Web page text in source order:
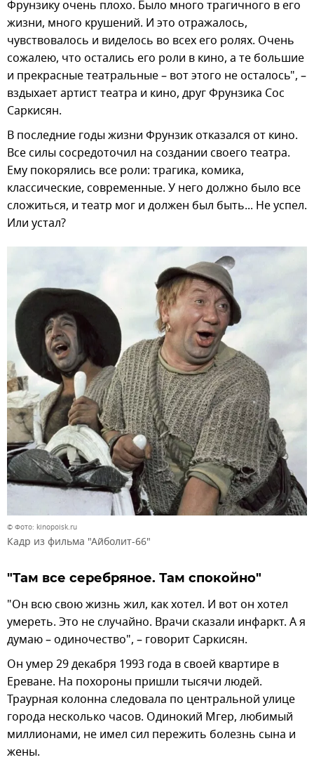
Фрунзику очень плохо. Было много трагичного в его
жизни, много крушений. И это отражалось,
чувствовалось и виделось во всех его ролях. Очень
сожалею, что остались его роли в кино, а те большие
и прекрасные театральные – вот этого не осталось", –
вздыхает артист театра и кино, друг Фрунзика Сос
Саркисян.
В последние годы жизни Фрунзик отказался от кино.
Все силы сосредоточил на создании своего театра.
Ему покорялись все роли: трагика, комика,
классические, современные. У него должно было все
сложиться, и театр мог и должен был быть... Не успел.
Или устал?
© Фото: kinopoisk.ru
Кадр из фильма "Айболит-66"
"Там все серебряное. Там спокойно"
"Он всю свою жизнь жил, как хотел. И вот он хотел
умереть. Это не случайно. Врачи сказали инфаркт. А я
думаю – одиночество", – говорит Саркисян.
Он умер 29 декабря 1993 года в своей квартире в
Ереване. На похороны пришли тысячи людей.
Траурная колонна следовала по центральной улице
города несколько часов. Одинокий Мгер, любимый
миллионами, не имел сил пережить болезнь сына и
жены.